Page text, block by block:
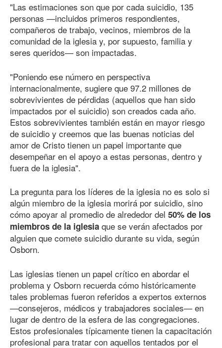
"Las estimaciones son que por cada suicidio, 135
personas —incluidos primeros respondientes,
compañeros de trabajo, vecinos, miembros de la
comunidad de la iglesia y, por supuesto, familia y
seres queridos— son impactadas.
"Poniendo ese número en perspectiva
internacionalmente, sugiere que 97.2 millones de
sobrevivientes de pérdidas (aquellos que han sido
impactados por el suicidio) son creados cada año.
Estos sobrevivientes también están en mayor riesgo
de suicidio y creemos que las buenas noticias del
amor de Cristo tienen un papel importante que
desempeñar en el apoyo a estas personas, dentro y
fuera de la iglesia".
La pregunta para los líderes de la iglesia no es solo si
algún miembro de la iglesia morirá por suicidio, sino
cómo apoyar al promedio de alrededor del 50% de los
miembros de la iglesia que se verán afectados por
alguien que comete suicidio durante su vida, según
Osborn.
Las iglesias tienen un papel crítico en abordar el
problema y Osborn recuerda cómo históricamente
tales problemas fueron referidos a expertos externos
—consejeros, médicos y trabajadores sociales— en
lugar de dentro de la esfera de las congregaciones.
Estos profesionales típicamente tienen la capacitación
profesional para tratar con aquellos tentados por el